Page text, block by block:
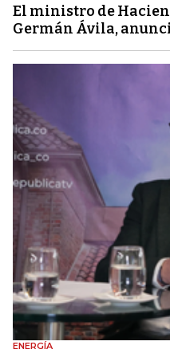
El ministro de
Germán Ávila,
ENERGÍA